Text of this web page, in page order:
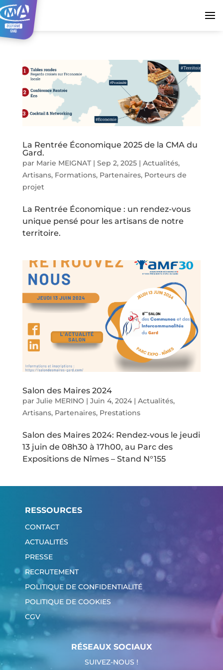
La Rentrée Économique 2025 de la CMA du
Gard.
par Marie MEIGNAT| Sep 2, 2025| Actualités,
Artisans, Formations, Partenaires, Porteurs de
projet
La Rentrée Économique : un rendez-vous
unique pensé pour les artisans de notre
territoire.
Salon des Maires 2024
par Julie MERINO | Juin 4, 2024| Actualités,
Artisans, Partenaires, Prestations
Salon des Maires 2024: Rendez-vous le jeudi
13 juin de 08h30 à 17h00, au Parc des
Expositions de Nîmes – Stand N°155
RESSOURCES
CONTACT
ACTUALITÉS
PRESSE
RECRUTEMENT
POLITIQUE DE CONFIDENTIALITÉ
POLITIQUE DE COOKIES
CGV
RÉSEAUX SOCIAUX
SUIVEZ-NOUS !